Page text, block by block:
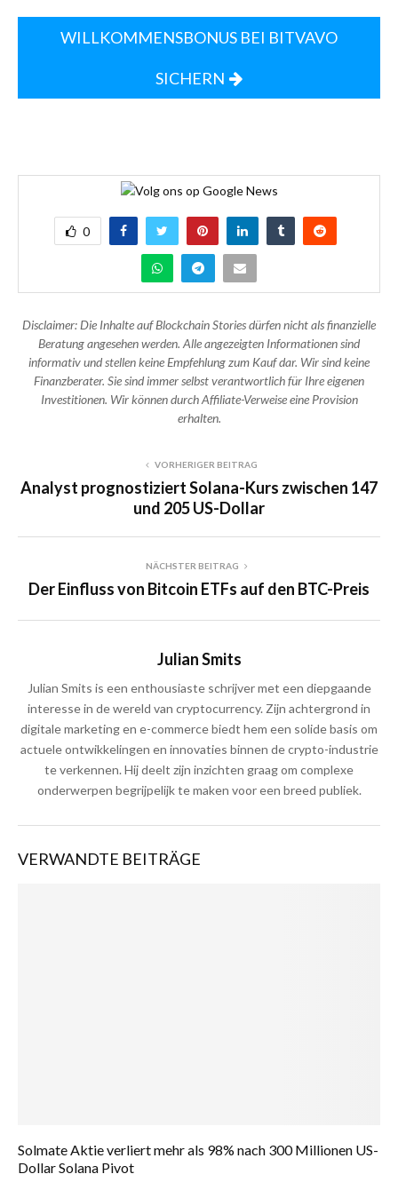
WILLKOMMENSBONUS BEI BITVAVO
SICHERN
0
Disclaimer: Die Inhalte auf Blockchain Stories dürfen nicht als finanzielle
Beratung angesehen werden. Alle angezeigten Informationen sind
informativ und stellen keine Empfehlung zum Kauf dar. Wir sind keine
Finanzberater. Sie sind immer selbst verantwortlich für Ihre eigenen
Investitionen. Wir können durch Affiliate-Verweise eine Provision
erhalten.
VORHERIGER BEITRAG
Analyst prognostiziert Solana-Kurs zwischen 147
und 205 US-Dollar
NÄCHSTER BEITRAG
Der Einfluss von Bitcoin ETFs auf den BTC-Preis
Julian Smits
Julian Smits is een enthousiaste schrijver met een diepgaande
interesse in de wereld van cryptocurrency. Zijn achtergrond in
digitale marketing en e-commerce biedt hem een solide basis om
actuele ontwikkelingen en innovaties binnen de crypto-industrie
te verkennen. Hij deelt zijn inzichten graag om complexe
onderwerpen begrijpelijk te maken voor een breed publiek.
VERWANDTE BEITRÄGE
Solmate Aktie verliert mehr als 98% nach 300 Millionen US-
Dollar Solana Pivot